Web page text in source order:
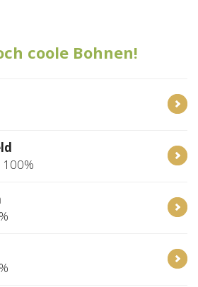
coole Bohnen!
100%